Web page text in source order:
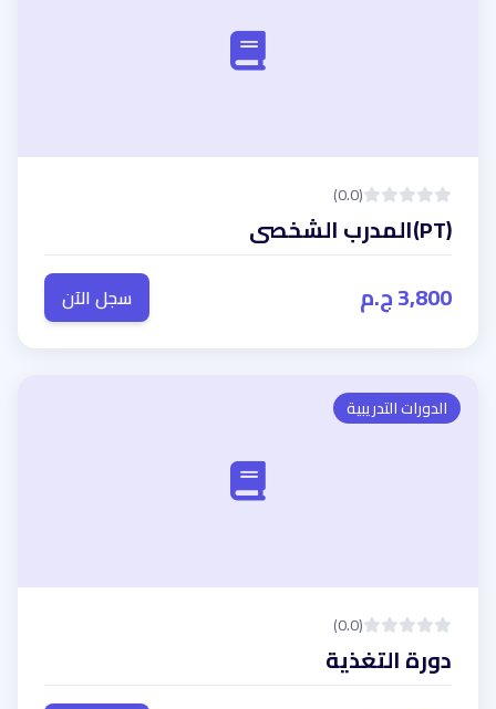
(0.0)
(PT)المدرب الشخصى
3,800 ج.م
سجل الآن
الدورات التدريبية
(0.0)
دورة التغذية